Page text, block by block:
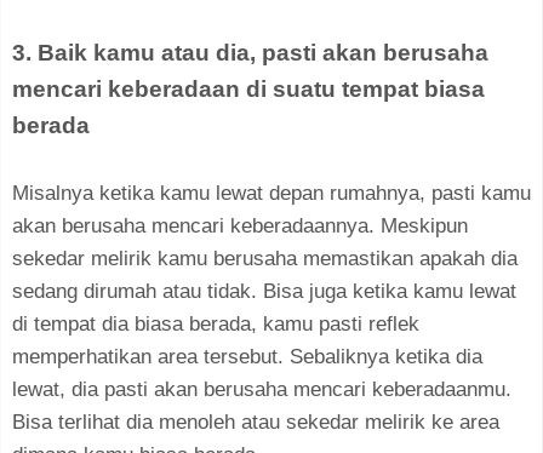
3. Baik kamu atau dia, pasti akan berusaha
mencari keberadaan di suatu tempat biasa
berada
Misalnya ketika kamu lewat depan rumahnya, pasti kamu
akan berusaha mencari keberadaannya. Meskipun
sekedar melirik kamu berusaha memastikan apakah dia
sedang dirumah atau tidak. Bisa juga ketika kamu lewat
di tempat dia biasa berada, kamu pasti reflek
memperhatikan area tersebut. Sebaliknya ketika dia
lewat, dia pasti akan berusaha mencari keberadaanmu.
Bisa terlihat dia menoleh atau sekedar melirik ke area